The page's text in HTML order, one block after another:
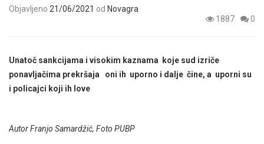
Objavljeno 21/06/2021 od Novagra
1887
0
Unatoč sankcijama i visokim kaznama koje sud izriče
ponavljačima prekršaja oni ih uporno i dalje čine, a uporni su
i policajci koji ih love
Autor Franjo Samardžić, Foto PUBP